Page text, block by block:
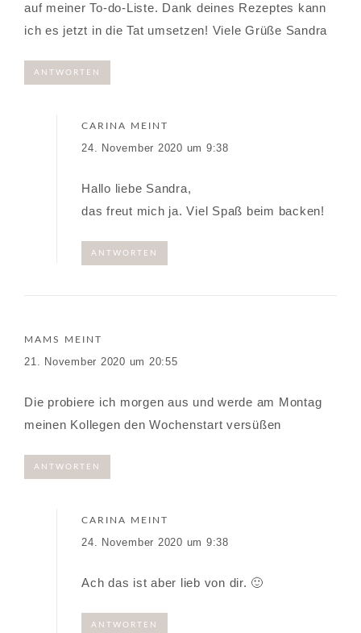
auf meiner To-do-Liste. Dank deines Rezeptes kann
ich es jetzt in die Tat umsetzen! Viele Grüße Sandra
ANTWORTEN
CARINA MEINT
24. November 2020 um 9:38
Hallo liebe Sandra,
das freut mich ja. Viel Spaß beim backen!
ANTWORTEN
MAMS MEINT
21. November 2020 um 20:55
Die probiere ich morgen aus und werde am Montag
meinen Kollegen den Wochenstart versüßen
ANTWORTEN
CARINA MEINT
24. November 2020 um 9:38
Ach das ist aber lieb von dir. 🙂
ANTWORTEN